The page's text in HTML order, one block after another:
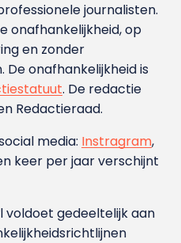
journalisten.
onafhankelijkheid, op
en zonder
De onafhankelijkheid is
. De redactie
Redactieraad.
media: Instragram,
keer per jaar verschijnt
voldoet gedeeltelijk aan